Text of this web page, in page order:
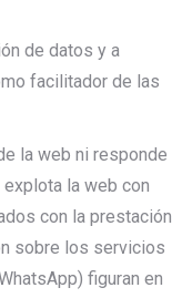
de datos y a
facilitador de las
la web ni responde
la web con
con la prestación
sobre los servicios
figuran en